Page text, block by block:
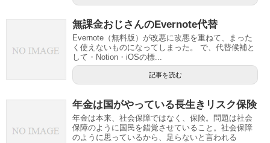
無課金おじさんのEvernote代替
Evernote（無料版）が改悪に改悪を重ねて、まった
く使えないものになってしまった。 で、代替候補と
して・Notion・iOSの標...
記事を読む
年金は国がやっている長生きリスク保険
年金は本来、社会保障ではなく、保険。問題は社会
保障のように国民を錯覚させていること。社会保障
のように思っているから、足らないと言われる